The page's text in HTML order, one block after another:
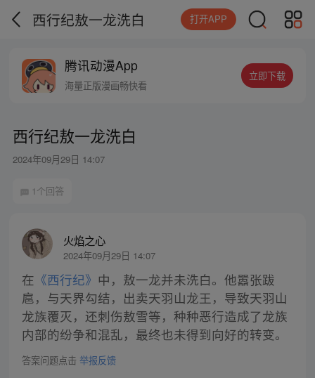
西行纪敖一龙洗白 打开APP
腾讯动漫App
海量正版漫画畅快看
立即下载
西行纪敖一龙洗白
2024年09月29日 14:07
1个回答
火焰之心
2024年09月29日 14:07
在 《西行纪》 中，敖一龙并未洗白。他嚣张跋
扈，与天界勾结，出卖天羽山龙王，导致天羽山
龙族覆灭，还刺伤敖雪等，种种恶行造成了龙族
内部的纷争和混乱，最终也未得到向好的转变。
答案问题点击 举报反馈